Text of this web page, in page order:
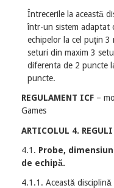
Întrecerile la această
într-un sistem adaptat
echipelor la cel puţin 3
seturi din maxim 3
diferenta de 2 puncte
puncte.
REGULAMENT ICF –
Games
ARTICOLUL 4. REGULI
4.1. Probe,
de echipă.
4.1.1. Această